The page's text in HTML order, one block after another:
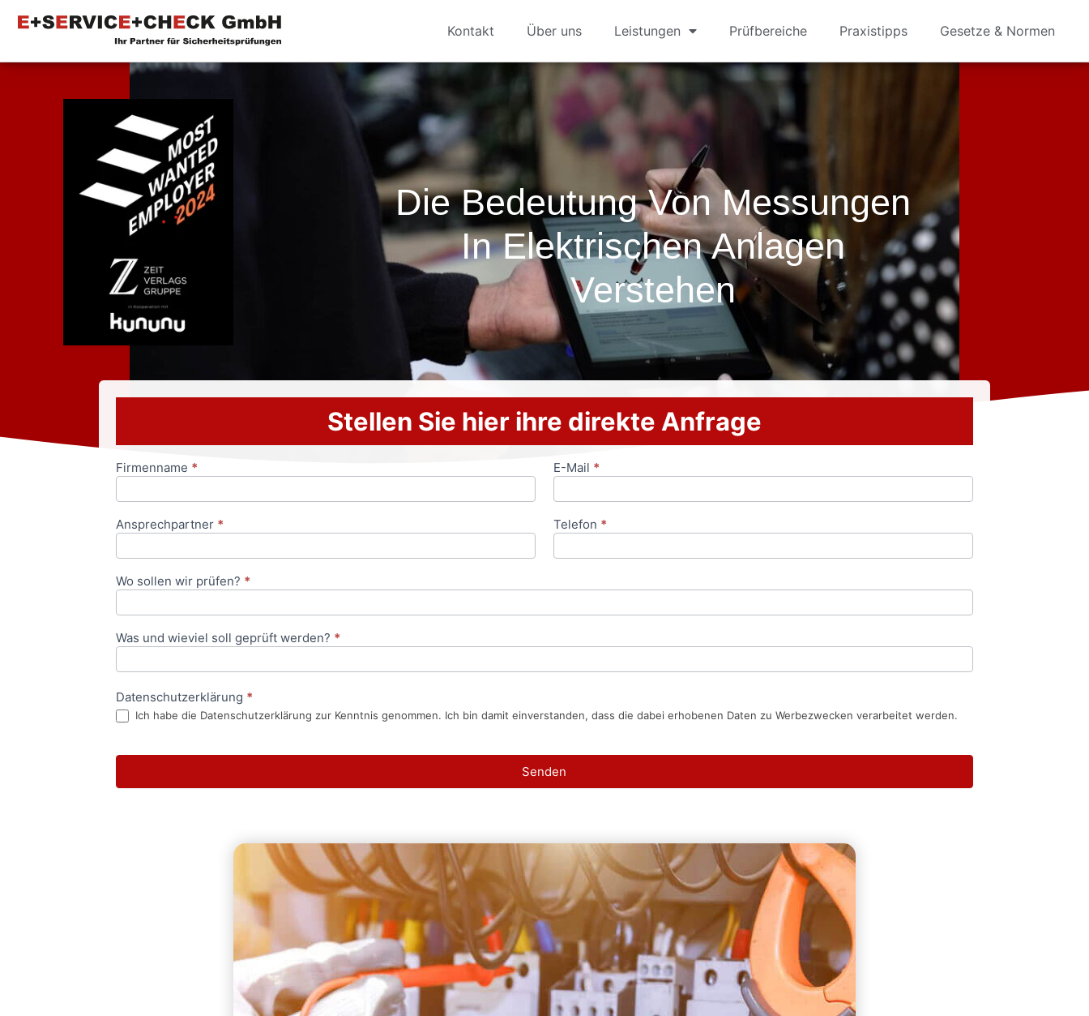
Kontakt Über uns Leistungen Prüfbereiche Praxistipps Gesetze & Normen
Die Bedeutung Von Messungen
In Elektrischen Anlagen
Verstehen
Stellen Sie hier ihre direkte Anfrage
Anfrageformular
Firmenname * E-Mail *
Ansprechpartner * Telefon *
Wo sollen wir prüfen? *
Was und wieviel soll geprüft werden? *
Datenschutzerklärung *
Ich habe die Datenschutzerklärung zur Kenntnis genommen. Ich bin damit einverstanden, dass die dabei erhobenen Daten zu Werbezwecken verarbeitet werden.
Senden